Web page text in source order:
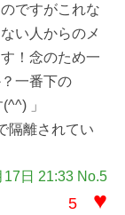
ですがこれな
い人からのメ
！念のため一
一番下の
」
隔離されてい
日 21:33 No.5
5 ♥